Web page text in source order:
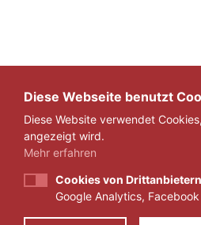
ZURÜCK
IMPRESSUM
Diese Webseite benutzt
Diese Website verwendet
angezeigt wird.
Mehr erfahren
Cookies von
Google Analytics, Facebook